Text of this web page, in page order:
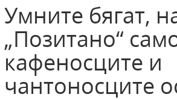
Умните бягат,
„Позитано“
кафеносците и
чантоносците